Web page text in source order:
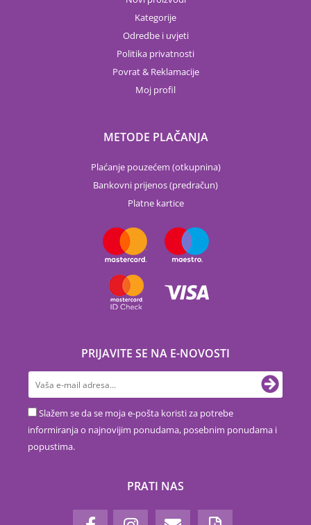
Kategorije
Odredbe i uvjeti
Politika privatnosti
Povrat & Reklamacije
Moj profil
METODE PLAČANJA
Plaćanje pouzećem (otkupnina)
Bankovni prijenos (predračun)
Platne kartice
PRIJAVITE SE NA E-NOVOSTI
Slažem se da se moja e-pošta koristi za potrebe
informiranja o najnovijim ponudama, posebnim ponudama i
popustima.
PRATI NAS